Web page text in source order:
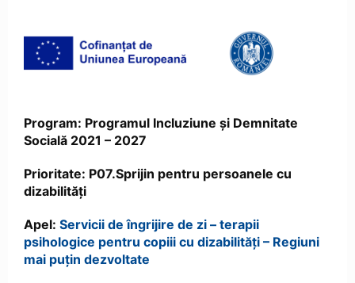
Program: Programul Incluziune și Demnitate
Socială 2021 – 2027
Prioritate: P07.Sprijin pentru persoanele cu
dizabilități
Apel: Servicii de îngrijire de zi – terapii
psihologice pentru copiii cu dizabilități – Regiuni
mai puțin dezvoltate